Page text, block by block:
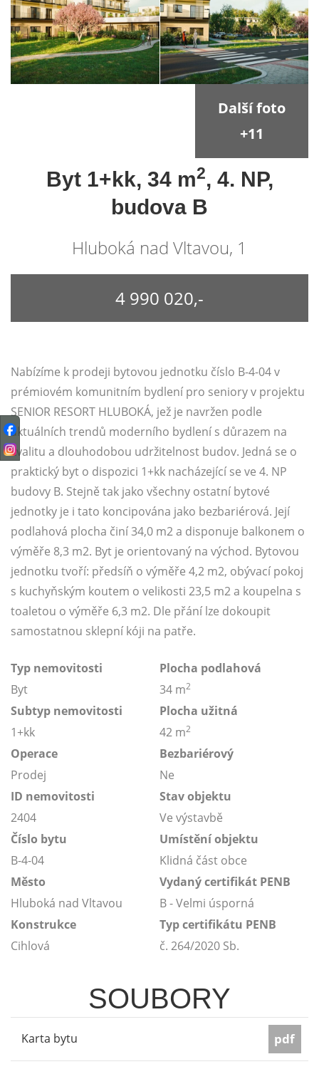
Další foto
+11
Byt 1+kk, 34 m2, 4. NP,
budova B
Hluboká nad Vltavou, 1
4 990 020,-
Nabízíme k prodeji bytovou jednotku číslo B-4-04 v
prémiovém komunitním bydlení pro seniory v projektu
SENIOR RESORT HLUBOKÁ, jež je navržen podle
aktuálních trendů moderního bydlení s důrazem na
kvalitu a dlouhodobou udržitelnost budov. Jedná se o
praktický byt o dispozici 1+kk nacházející se ve 4. NP
budovy B. Stejně tak jako všechny ostatní bytové
jednotky je i tato koncipována jako bezbariérová. Její
podlahová plocha činí 34,0 m2 a disponuje balkonem o
výměře 8,3 m2. Byt je orientovaný na východ. Bytovou
jednotku tvoří: předsíň o výměře 4,2 m2, obývací pokoj
s kuchyňským koutem o velikosti 23,5 m2 a koupelna s
toaletou o výměře 6,3 m2. Dle přání lze dokoupit
samostatnou sklepní kóji na patře.
Typ nemovitosti
Byt
Subtyp nemovitosti
1+kk
Operace
Prodej
ID nemovitosti
2404
Číslo bytu
B-4-04
Město
Hluboká nad Vltavou
Konstrukce
Cihlová
Plocha podlahová
34 m2
Plocha užitná
42 m2
Bezbariérový
Ne
Stav objektu
Ve výstavbě
Umístění objektu
Klidná část obce
Vydaný certifikát PENB
B - Velmi úsporná
Typ certifikátu PENB
č. 264/2020 Sb.
SOUBORY
Karta bytu pdf